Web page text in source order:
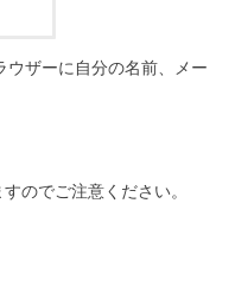
ウザーに自分の名前、メー
のでご注意ください。